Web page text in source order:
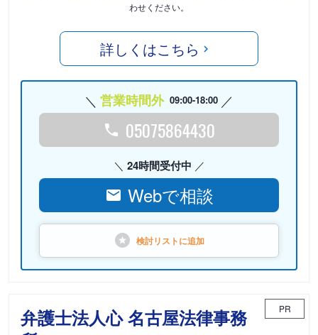
わせください。
詳しくはこちら
営業時間外 09:00-18:00
05075864430
24時間受付中
Webで相談
検討リストに追加
弁護士法人心 名古屋法律事務
PR